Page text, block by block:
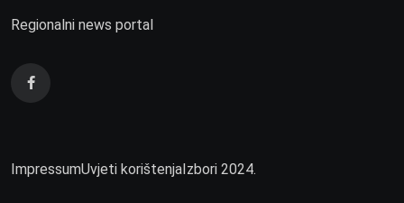
Regionalni news portal
ImpressumUvjeti korištenjaIzbori 2024.